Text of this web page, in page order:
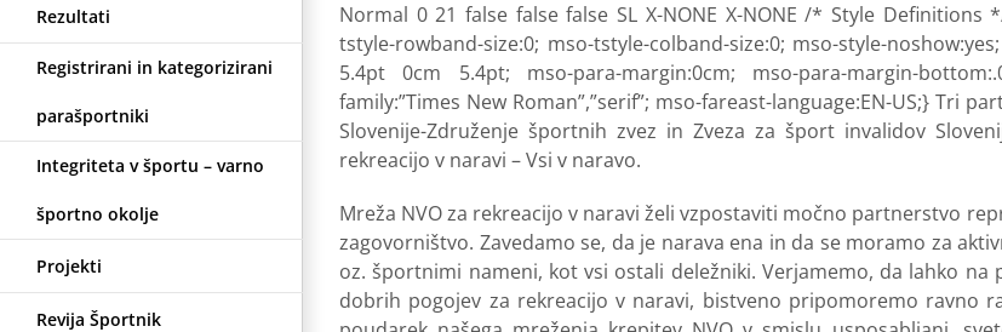
Rezultati
Registrirani in kategorizirani
parašportniki
Integriteta v športu – varno
športno okolje
Projekti
Revija Športnik
Normal 0 21 false false false SL X-NONE X-NONE /* Style
tstyle-rowband-size:0; mso-tstyle-colband-size:0; mso-style-
5.4pt 0cm 5.4pt; mso-para-margin:0cm; mso-para-margin-
family:”Times New Roman”,”serif”; mso-fareast-language:EN-US;} Tri
Slovenije-Združenje športnih zvez in Zveza za šport invalidov
rekreacijo v naravi – Vsi v naravo.
Mreža NVO za rekreacijo v naravi želi vzpostaviti močno partnerstvo
zagovorništvo. Zavedamo se, da je narava ena in da se moramo za
oz. športnimi nameni, kot vsi ostali deležniki. Verjamemo, da lahko
dobrih pogojev za rekreacijo v naravi, bistveno pripomoremo ravno